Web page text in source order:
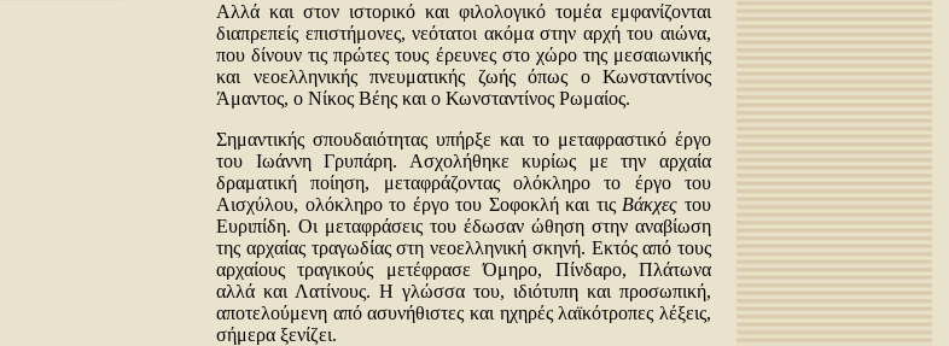
Αλλά και στον ιστορικό και φιλολογικό τομέα εμφανίζονται
διαπρεπείς επιστήμονες, νεότατοι ακόμα στην αρχή του αιώνα,
που δίνουν τις πρώτες τους έρευνες στο χώρο της μεσαιωνικής
και νεοελληνικής πνευματικής ζωής όπως ο Κωνσταντίνος
Άμαντος, ο Νίκος Βέης και ο Κωνσταντίνος Ρωμαίος.
Σημαντικής σπουδαιότητας υπήρξε και το μεταφραστικό έργο
του Ιωάννη Γρυπάρη. Ασχολήθηκε κυρίως με την αρχαία
δραματική ποίηση, μεταφράζοντας ολόκληρο το έργο του
Αισχύλου, ολόκληρο το έργο του Σοφοκλή και τις Βάκχες του
Ευριπίδη. Οι μεταφράσεις του έδωσαν ώθηση στην αναβίωση
της αρχαίας τραγωδίας στη νεοελληνική σκηνή. Εκτός από τους
αρχαίους τραγικούς μετέφρασε Όμηρο, Πίνδαρο, Πλάτωνα
αλλά και Λατίνους. Η γλώσσα του, ιδιότυπη και προσωπική,
αποτελούμενη από ασυνήθιστες και ηχηρές λαϊκότροπες λέξεις,
σήμερα ξενίζει.